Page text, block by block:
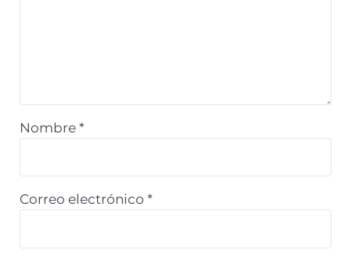
Nombre *
Correo electrónico *